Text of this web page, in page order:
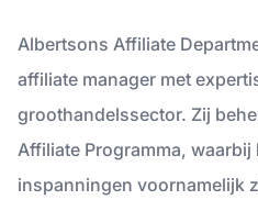
Albertsons Affiliate
affiliate manager met
groothandelssector. Zij
Affiliate Programma,
inspanningen voornamelijk